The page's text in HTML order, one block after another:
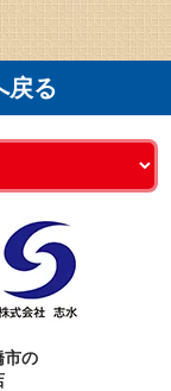
戻る
市の